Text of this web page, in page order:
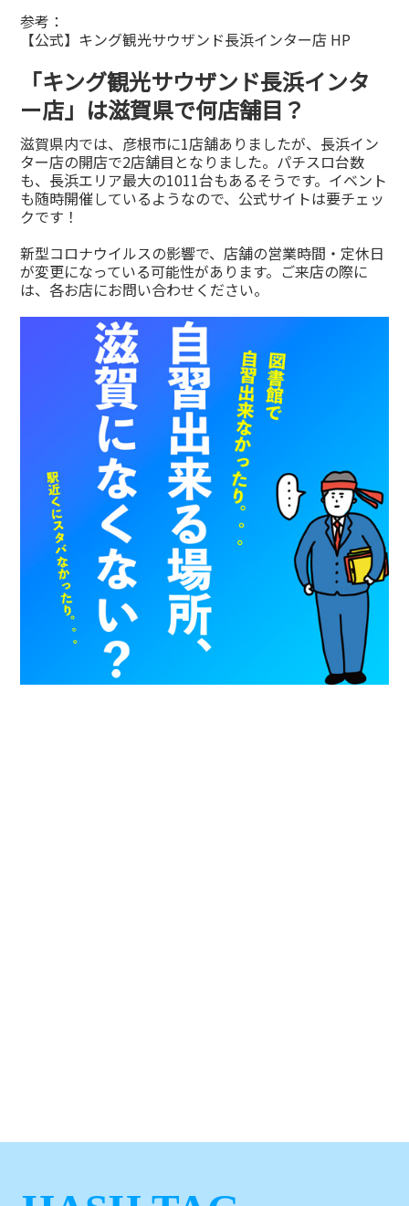
参考：
【公式】キング観光サウザンド長浜インター店 HP
「キング観光サウザンド長浜インタ
ー店」は滋賀県で何店舗目？
滋賀県内では、彦根市に1店舗ありましたが、長浜イン
ター店の開店で2店舗目となりました。パチスロ台数
も、長浜エリア最大の1011台もあるそうです。イベント
も随時開催しているようなので、公式サイトは要チェッ
クです！
新型コロナウイルスの影響で、店舗の営業時間・定休日
が変更になっている可能性があります。ご来店の際に
は、各お店にお問い合わせください。